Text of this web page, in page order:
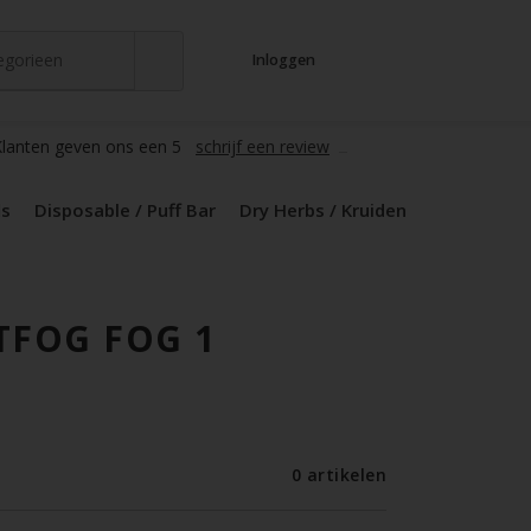
Inloggen
geven ons een 5 schrijf een review
Disposable / Puff Bar Dry Herbs / Kruiden
FOG 1
0 artikelen